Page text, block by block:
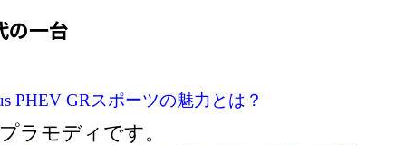
の一台
PHEV GRスポーツの魅力とは？
ラモディです。